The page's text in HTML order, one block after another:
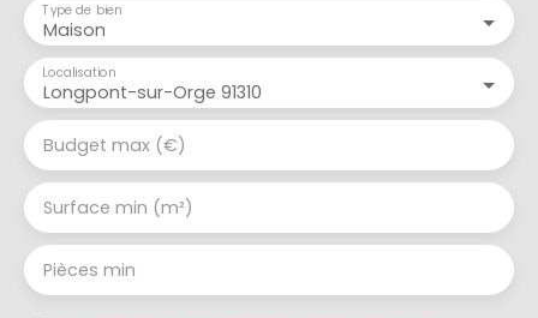
Maison
Type de bien
Longpont-sur-Orge 91310
Localisation
Budget max (€)
Surface min (m²)
Pièces min